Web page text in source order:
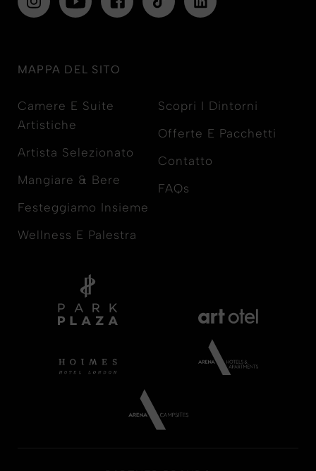
MAPPA DEL SITO
Camere E Suite
Artistiche
Artista Selezionato
Mangiare & Bere
Festeggiamo Insieme
Wellness E Palestra
Scopri I Dintorni
Offerte E Pacchetti
Contatto
FAQs